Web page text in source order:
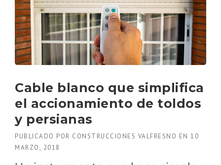
A
T
E
I
A
L
Q
U
A
C
C
Cable blanco que simplifica
el accionamiento de toldos
y persianas
PUBLICADO POR CONSTRUCCIONES VALFRESNO EN 10
MARZO, 2018